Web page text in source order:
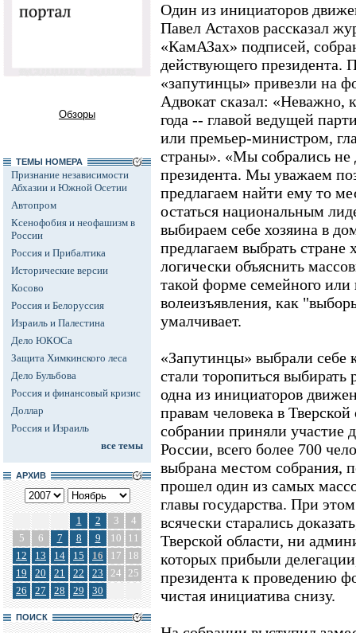
Обзоры
ТЕМЫ НОМЕРА
Признание независимости
Абхазии и Южной Осетии
Автопром
Ксенофобия и неофашизм в
России
Россия и Прибалтика
Исторические версии
Косово
Россия и Белоруссия
Израиль и Палестина
Дело ЮКОСа
Защита Химкинского леса
Дело Бульбова
Россия и финансовый кризис
Доллар
Россия и Израиль
все темы
АРХИВ
1 2 3
4
5
6 7 8 9 10
11
12
13 14 15 16 17
18
19
20 21 22 23 24 25
26
27 28 29 30
ПОИСК
Один из инициаторов
Павел Астахов рассказал
«КамАЗах» подписей,
действующего президента.
«запутинцы» привезли на
Адвокат сказал: «Неважно,
года -- главой ведущей
или премьер-министром,
страны». «Мы собрались не
президента. Мы уважаем
предлагаем найти ему то
остаться национальным
выбираем себе хозяина в
предлагаем выбрать стране
логически объяснить
такой форме семейного или
волеизъявления, как
умалчивает.
«Запутинцы» выбрали себе
стали торопиться
одна из инициаторов
правам человека в
собрании приняли участие
России, всего более 700
выбрана местом собрания,
прошел один из самых
главы государства. При
всячески старались
Тверской области, ни
которых прибыли
президента к проведению
чистая инициатива снизу.